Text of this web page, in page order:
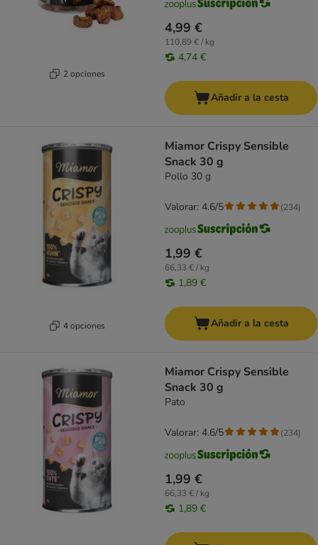
2 opciones
4,99 €
110,89 € / kg
4,74 €
Añadir a la cesta
4 opciones
Miamor Crispy Sensible
Snack 30 g
Pollo 30 g
1,99 €
66,33 € / kg
1,89 €
Valorar: 4.6/5 (234)
Añadir a la cesta
Miamor Crispy Sensible
Snack 30 g
Pato
1,99 €
66,33 € / kg
1,89 €
Valorar: 4.6/5 (234)